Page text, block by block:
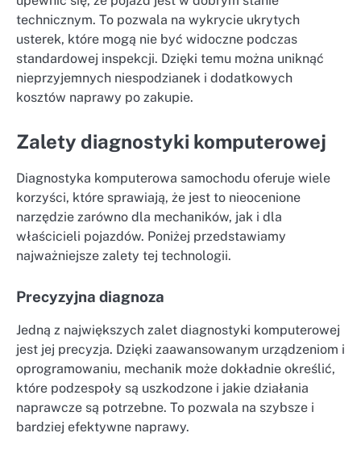
technicznym. To pozwala na wykrycie ukrytych
usterek, które mogą nie być widoczne podczas
standardowej inspekcji. Dzięki temu można uniknąć
nieprzyjemnych niespodzianek i dodatkowych
kosztów naprawy po zakupie.
Zalety diagnostyki komputerowej
Diagnostyka komputerowa samochodu oferuje wiele
korzyści, które sprawiają, że jest to nieocenione
narzędzie zarówno dla mechaników, jak i dla
właścicieli pojazdów. Poniżej przedstawiamy
najważniejsze zalety tej technologii.
Precyzyjna diagnoza
Jedną z największych zalet diagnostyki komputerowej
jest jej precyzja. Dzięki zaawansowanym urządzeniom i
oprogramowaniu, mechanik może dokładnie określić,
które podzespoły są uszkodzone i jakie działania
naprawcze są potrzebne. To pozwala na szybsze i
bardziej efektywne naprawy.